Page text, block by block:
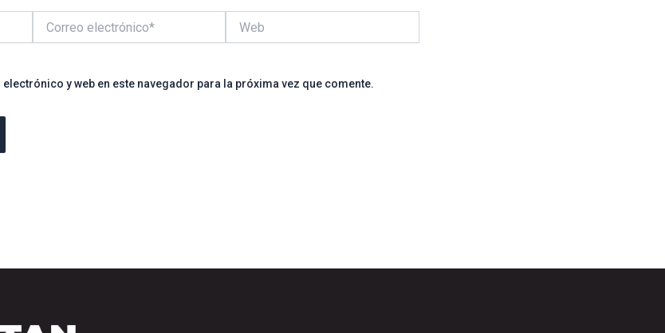
electrónico*
y web en este navegador para la próxima vez que comente.